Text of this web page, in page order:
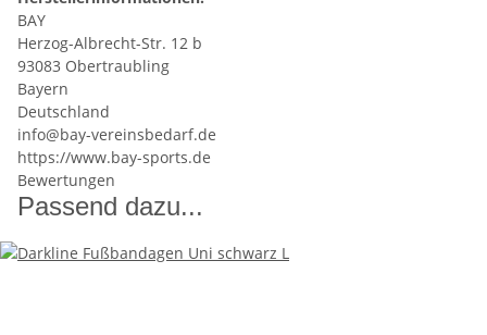
BAY
Herzog-Albrecht-Str. 12 b
93083 Obertraubling
Bayern
Deutschland
info@bay-vereinsbedarf.de
https://www.bay-sports.de
Bewertungen
Passend dazu...